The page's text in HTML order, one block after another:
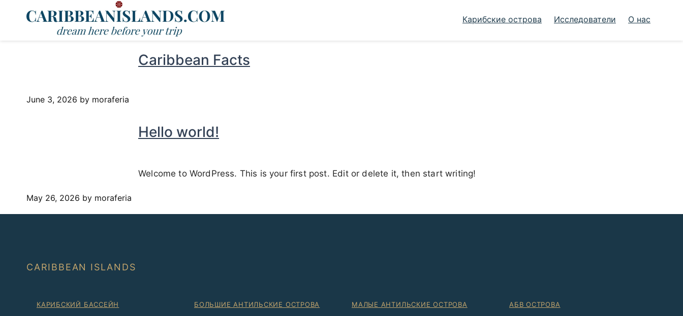
Карибские острова Исследователи О нас
Caribbean Facts
June 3, 2026 by moraferia
Hello world!
Welcome to WordPress. This is your first post. Edit or delete it, then start writing!
May 26, 2026 by moraferia
CARIBBEAN ISLANDS
КАРИБСКИЙ БАССЕЙН БОЛЬШИЕ АНТИЛЬСКИЕ ОСТРОВА МАЛЫЕ АНТИЛЬСКИЕ ОСТРОВА АБВ ОСТРОВА